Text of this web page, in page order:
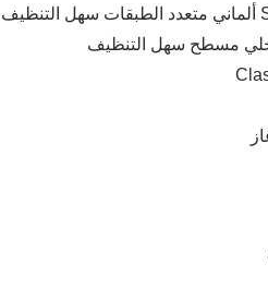
مسطح سهل التنظيف